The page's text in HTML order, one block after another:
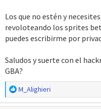
Los que no estén y
revoloteando los sprites
puedes escribirme por
Saludos y suerte con el
GBA?
R
e
M_Alighieri